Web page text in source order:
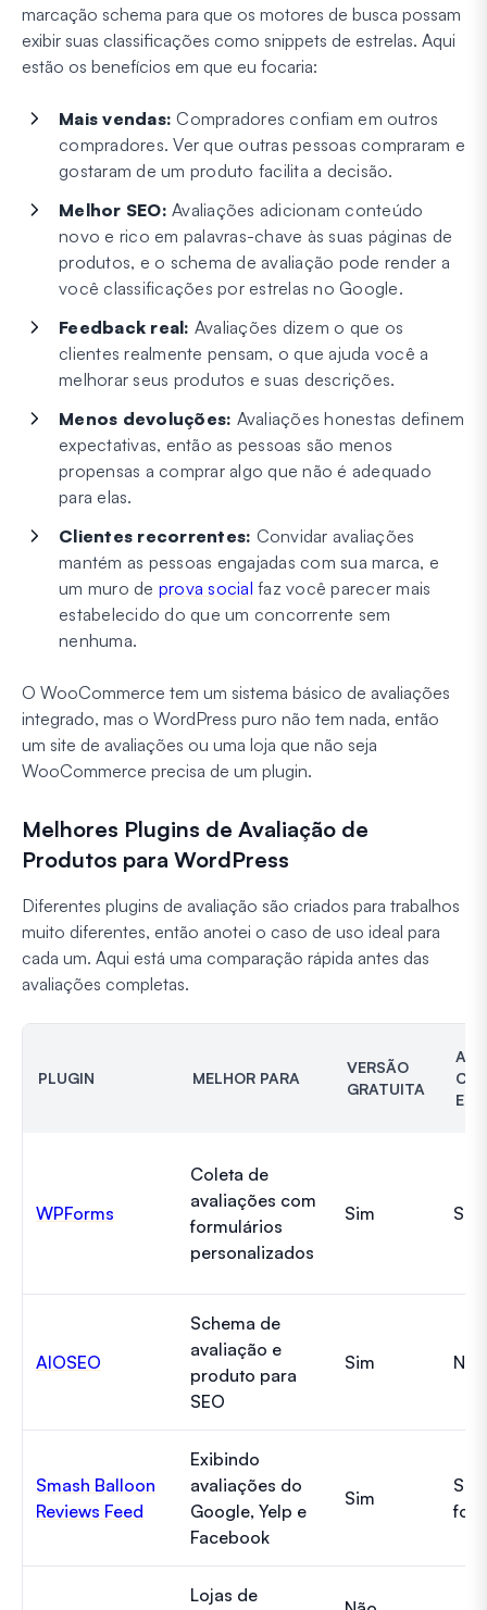
marcação schema para que os motores de busca possam
exibir suas classificações como snippets de estrelas. Aqui
estão os benefícios em que eu focaria:
Mais vendas: Compradores confiam em outros
compradores. Ver que outras pessoas compraram e
gostaram de um produto facilita a decisão.
Melhor SEO: Avaliações adicionam conteúdo
novo e rico em palavras-chave às suas páginas de
produtos, e o schema de avaliação pode render a
você classificações por estrelas no Google.
Feedback real: Avaliações dizem o que os
clientes realmente pensam, o que ajuda você a
melhorar seus produtos e suas descrições.
Menos devoluções: Avaliações honestas definem
expectativas, então as pessoas são menos
propensas a comprar algo que não é adequado
para elas.
Clientes recorrentes: Convidar avaliações
mantém as pessoas engajadas com sua marca, e
um muro de prova social faz você parecer mais
estabelecido do que um concorrente sem
nenhuma.
O WooCommerce tem um sistema básico de avaliações
integrado, mas o WordPress puro não tem nada, então
um site de avaliações ou uma loja que não seja
WooCommerce precisa de um plugin.
Melhores Plugins de Avaliação de
Produtos para WordPress
Diferentes plugins de avaliação são criados para trabalhos
muito diferentes, então anotei o caso de uso ideal para
cada um. Aqui está uma comparação rápida antes das
avaliações completas.
PLUGIN MELHOR PARA
VERSÃO
GRATUITA
E
WPForms
Coleta de
avaliações com
formulários
personalizados
Sim Sim
AIOSEO
Schema de
avaliação e
produto para
SEO
Sim Não
Smash Balloon
Reviews Feed
Exibindo
avaliações do
Google, Yelp e
Facebook
Sim
Lojas de